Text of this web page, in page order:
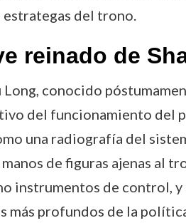
estrategas del trono.
reinado de
conocido
del funcionamiento del
una radiografía del
de figuras ajenas al
instrumentos de control,
más profundos de la